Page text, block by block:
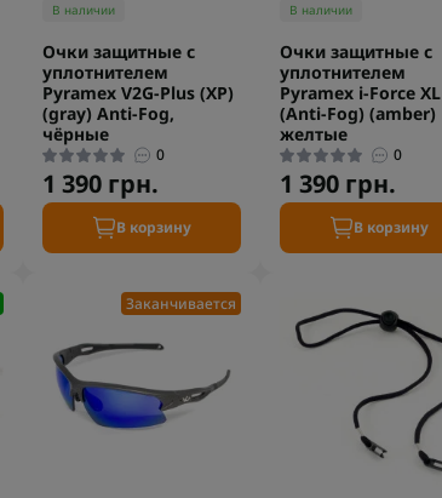
В наличии
Очки защитные с
уплотнителем
Pyramex V2G-Plus (XP)
(gray) Anti-Fog,
чёрные
0
1 390 грн.
В корзину
В наличии
Очки защитные с
уплотнителем
Pyramex i-Force XL
(Anti-Fog) (amber)
желтые
0
1 390 грн.
В корзину
Заканчивается